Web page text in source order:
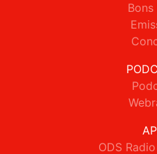
Bons
ODS